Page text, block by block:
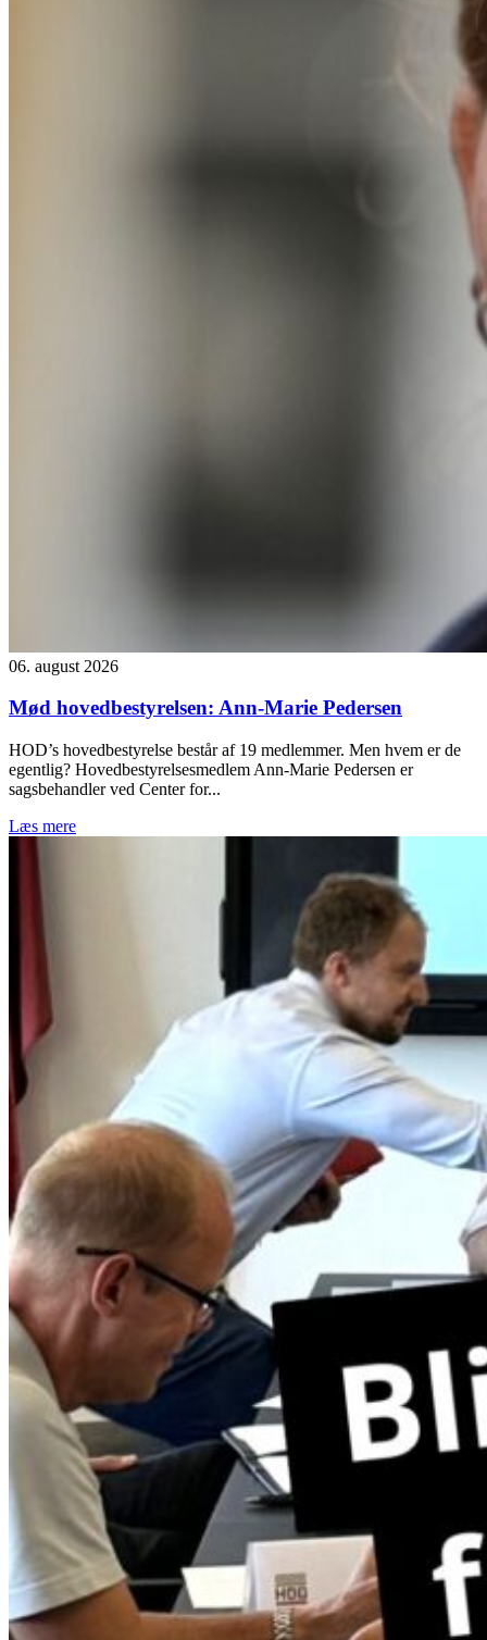
06. august 2026
Mød hovedbestyrelsen: Ann-Marie Pedersen
HOD’s hovedbestyrelse består af 19 medlemmer. Men hvem er de
egentlig? Hovedbestyrelsesmedlem Ann-Marie Pedersen er
sagsbehandler ved Center for...
Læs mere